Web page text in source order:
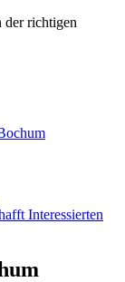
der richtigen
Interessierten